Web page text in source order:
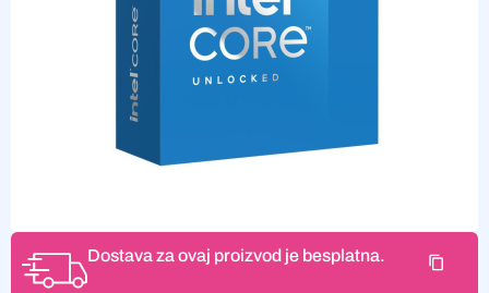
Dostava za ovaj proizvod je besplatna.